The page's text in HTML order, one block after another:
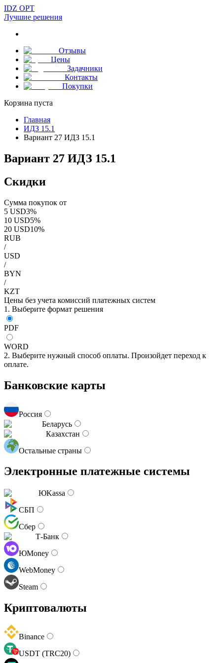
IDZ OPT
Лучшие решения
Отзывы
Цены
Задачники
Контакты
Покупки
Корзина пуста
Главная
ИДЗ 15.1
Вариант 27 ИДЗ 15.1
Вариант 27 ИДЗ 15.1
Скидки
Сумма покупок от
5 USD3%
10 USD5%
20 USD10%
RUB
/
USD
/
BYN
/
KZT
Цены без учета комиссий платежных систем
1. Выберите формат решения
PDF
WORD
2. Выберите нужный способ оплаты. Произойдет переход к
оплате.
Банковские карты
Россия
Беларусь
Казахстан
Остальные страны
Электронные платежные системы
ЮKassa
СБП
Сбер
Т-Банк
ЮMoney
WebMoney
Steam
Криптовалюты
Binance
USDT (TRC20)